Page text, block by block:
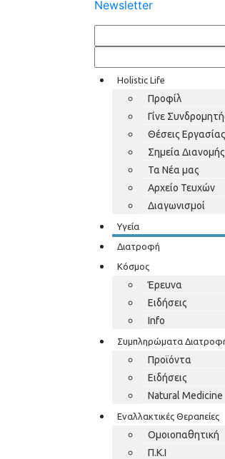
Newsletter
Holistic Life
Προφίλ
Γίνε
Θέσεις Εργασίας
Σημεία
Τα Νέα μας
Αρχείο Τευχών
Διαγωνισμοί
Υγεία
Διατροφή
Κόσμος
Έρευνα
Ειδήσεις
Info
Συμπληρώματα
Προϊόντα
Ειδήσεις
Natural Medicine
Εναλλακτικές Θεραπείες
Ομοιοπαθητική
Π.Κ.Ι